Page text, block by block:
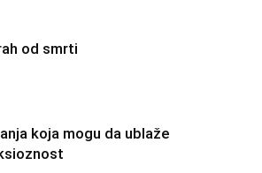
od smrti
koja mogu da ublaže